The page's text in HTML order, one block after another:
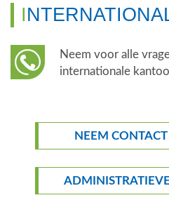
Neem voor alle
internationale
NEEM